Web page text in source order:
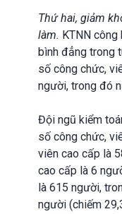
Thứ hai, giảm
làm. KTNN công
bình đẳng trong
số công chức,
người, trong đó
Đội ngũ kiểm
số công chức,
viên cao cấp là
cao cấp là 6
là 615 người,
người (chiếm